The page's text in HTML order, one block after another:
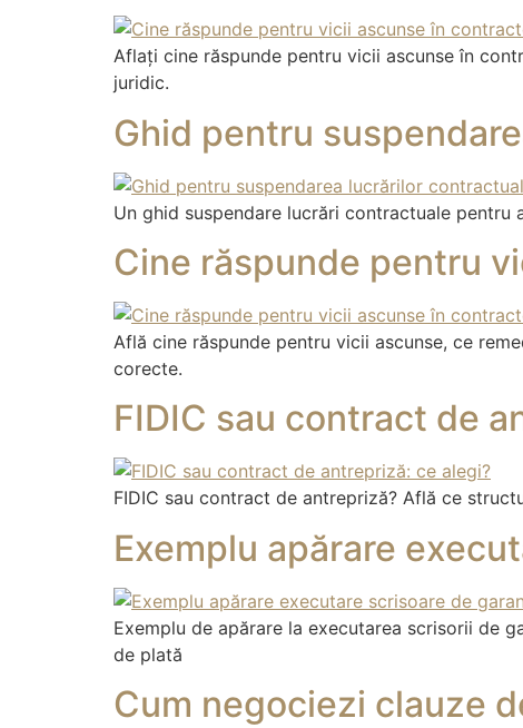
Aflați cine răspunde pentru vicii ascunse în
juridic.
Ghid pentru
Un ghid suspendare lucrări contractuale
Cine răspunde pentru
Află cine răspunde pentru vicii ascunse, ce
corecte.
FIDIC sau contract de
FIDIC sau contract de antrepriză? Află ce
Exemplu apărare
Exemplu de apărare la executarea scrisorii de
de plată
Cum negociezi clauze